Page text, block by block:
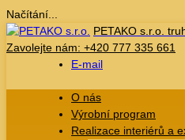
Načítání...
Přejít
k
PETAKO s.r.o.
Zavolejte nám: +420 777 335 661
E-mail
O nás
Výrobní program
Realizace interiérů a